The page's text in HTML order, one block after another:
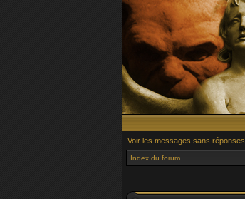
Voir les messages sans réponses
Index du forum